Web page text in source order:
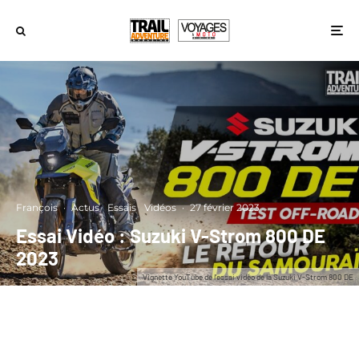
Vignette YouTube de l'essai vidéo de la Suzuki V-Strom 800 DE
François · Actus Essais Vidéos · 27 février 2023
Essai Vidéo : Suzuki V-Strom 800 DE
2023